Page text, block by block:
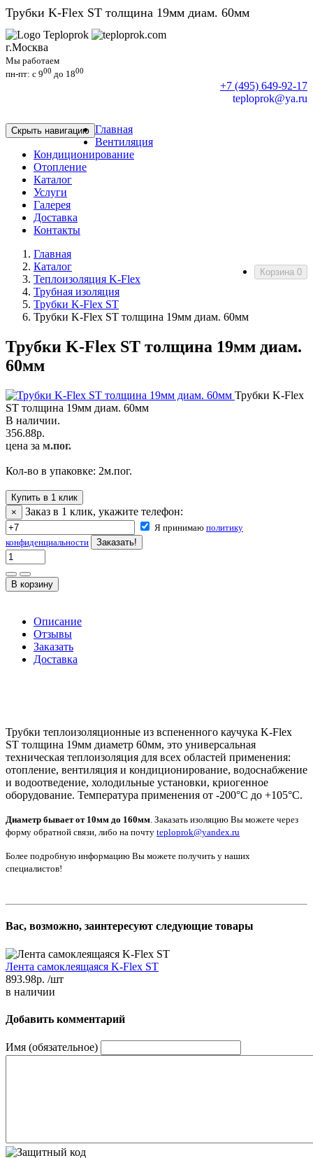
Трубки K-Flex ST толщина 19мм диам. 60мм
г.Москва
Мы работаем
пн-пт: c 900 до 1800
+7 (495) 649-92-17
teploprok@ya.ru
Скрыть навигацию Главная
Вентиляция
Кондиционирование
Отопление
Каталог
Услуги
Галерея
Доставка
Контакты
Корзина 0
Главная
Каталог
Теплоизоляция K-Flex
Трубная изоляция
Трубки K-Flex ST
Трубки K-Flex ST толщина 19мм диам. 60мм
Трубки K-Flex ST толщина 19мм диам.
60мм
Трубки K-Flex
ST толщина 19мм диам. 60мм
В наличии.
356.88р.
цена за м.пог.
Кол-во в упаковке: 2м.пог.
Купить в 1 клик
×
Заказ в 1 клик, укажите телефон:
Я принимаю политику
конфиденциальности
Описание
Отзывы
Заказать
Доставка
Трубки теплоизоляционные из вспененного каучука K-Flex
ST толщина 19мм диаметр 60мм, это универсальная
техническая теплоизоляция для всех областей применения:
отопление, вентиляция и кондиционирование, водоснабжение
и водоотведение, холодильные установки, криогенное
оборудование. Температура применения от -200°С до +105°С.
Диаметр бывает от 10мм до 160мм. Заказать изоляцию Вы можете через
форму обратной связи, либо на почту teploprok@yandex.ru
Более подробную информацию Вы можете получить у наших
специалистов!
Вас, возможно, заинтересуют следующие товары
Лента самоклеящаяся K-Flex ST
893.98р. /шт
в наличии
Добавить комментарий
Имя (обязательное)